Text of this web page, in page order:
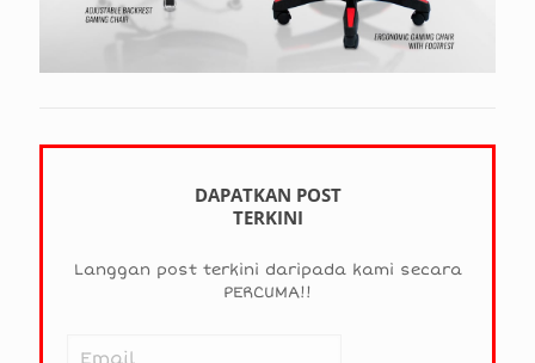
DAPATKAN POST
TERKINI
Langgan post terkini daripada kami secara
PERCUMA!!